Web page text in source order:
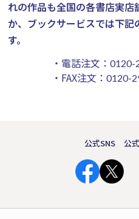
れの作品も全国の各書店実
か、ブックサービスでは下
す。
・電話注文： 0120-
・FAX注文： 0120-
公式SNS 公